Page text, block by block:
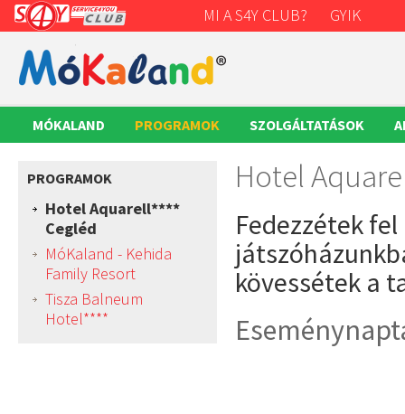
MI A S4Y CLUB? GYIK
MÓKALAND PROGRAMOK SZOLGÁLTATÁSOK
Hotel
Fedezzétek
kövessétek a
PROGRAMOK
Hotel Aquarell****
Cegléd
MóKaland - Kehida
Family Resort
Tisza Balneum
Hotel****